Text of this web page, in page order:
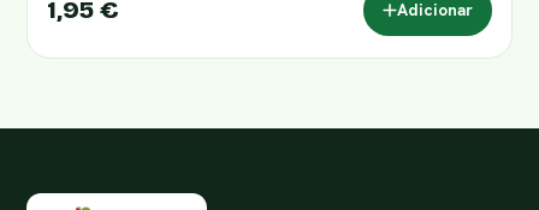
1,95 € Adicionar